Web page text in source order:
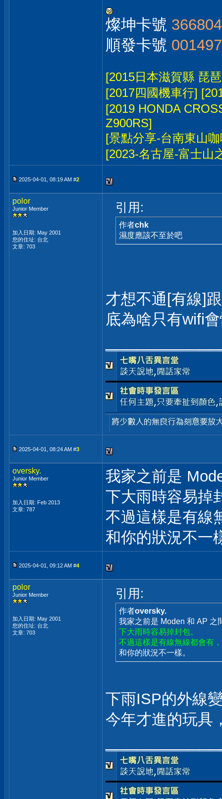
燦坤卡號
順發卡號
[2015日本滋賀縣 琵
[2017四國機車行]
[2019 HONDA
Z900RS]
[景點分享-台南東山
[2023-名古屋-富士山
2025-04-01, 08:19 AM #2
polor
Junior Member
加入日期: May 2001
您的住址: 台北
文章: 703
引用:
作者chk
濕度應該不至於吧
才想不通[有線]
底為啥只有wifi
2025-04-01, 08:24 AM #3
oversky.
Junior Member
加入日期: Feb 2013
文章: 787
我家之前是
下大雨時容易掉
不過這樣是有線
和你的狀況不一
2025-04-01, 09:12 AM #4
polor
Junior Member
加入日期: May 2001
您的住址: 台北
文章: 703
引用:
作者oversky.
我家之前是 Moden 和 AP 之
下大雨時容易掉封包。
不過這樣是有線無線都會有，
和你的狀況不一樣。
下雨ISP的外線
今年才進的玩具